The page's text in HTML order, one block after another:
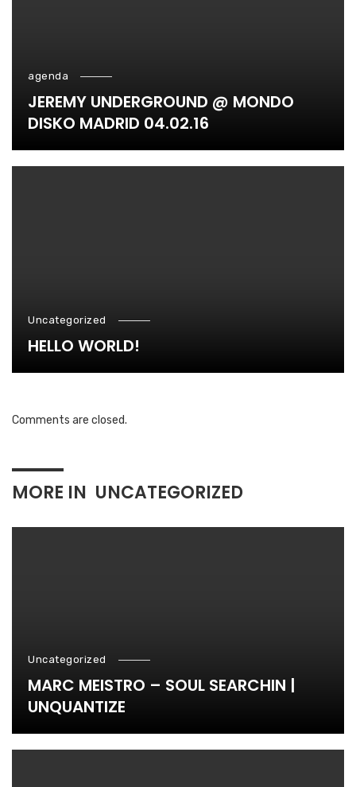
agenda
JEREMY UNDERGROUND @ MONDO
DISKO MADRID 04.02.16
Uncategorized
HELLO WORLD!
Comments are closed.
MORE IN UNCATEGORIZED
Uncategorized
MARC MEISTRO – SOUL SEARCHIN |
UNQUANTIZE